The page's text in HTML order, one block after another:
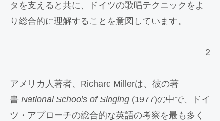
タを支えると共に、ドイツの歌唱テクニックをよ
り総合的に理解することを意図しています。
2
アメリカ人著者、Richard Millerは、彼の著
書 National Schools of Singing (1977)の中で、ドイ
ツ・アプローチの総合的な英語の考察を最も多く